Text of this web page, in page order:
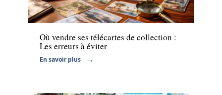
Entreprise
Où vendre ses télécartes de collection :
Les erreurs à éviter
En savoir plus